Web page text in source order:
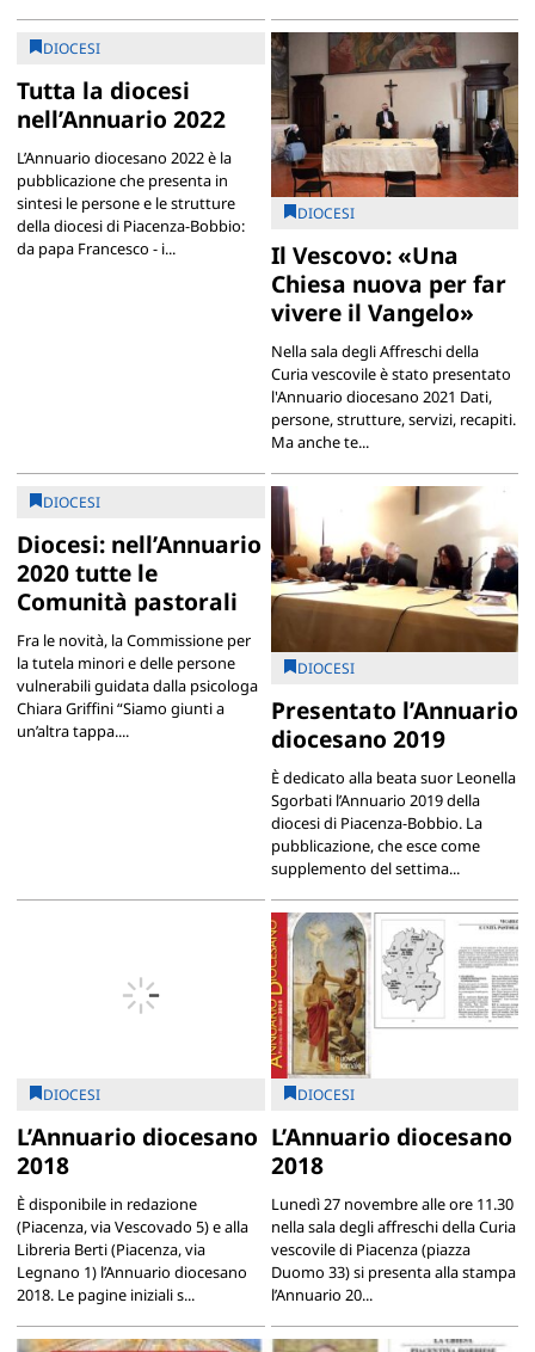
DIOCESI
Tutta la diocesi
nell’Annuario 2022
L’Annuario diocesano 2022 è la
pubblicazione che presenta in
sintesi le persone e le strutture
della diocesi di Piacenza-Bobbio:
da papa Francesco - i...
DIOCESI
Il Vescovo: «Una
Chiesa nuova per far
vivere il Vangelo»
Nella sala degli Affreschi della
Curia vescovile è stato presentato
l'Annuario diocesano 2021 Dati,
persone, strutture, servizi, recapiti.
Ma anche te...
DIOCESI
Diocesi: nell’Annuario
2020 tutte le
Comunità pastorali
Fra le novità, la Commissione per
la tutela minori e delle persone
vulnerabili guidata dalla psicologa
Chiara Griffini “Siamo giunti a
un’altra tappa....
DIOCESI
Presentato l’Annuario
diocesano 2019
È dedicato alla beata suor Leonella
Sgorbati l’Annuario 2019 della
diocesi di Piacenza-Bobbio. La
pubblicazione, che esce come
supplemento del settima...
DIOCESI
L’Annuario diocesano
2018
È disponibile in redazione
(Piacenza, via Vescovado 5) e alla
Libreria Berti (Piacenza, via
Legnano 1) l’Annuario diocesano
2018. Le pagine iniziali s...
DIOCESI
L’Annuario diocesano
2018
Lunedì 27 novembre alle ore 11.30
nella sala degli affreschi della Curia
vescovile di Piacenza (piazza
Duomo 33) si presenta alla stampa
l’Annuario 20...